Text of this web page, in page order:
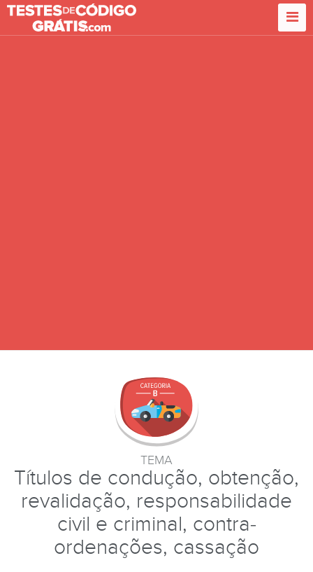
TEMA
Títulos de condução, obtenção,
revalidação, responsabilidade
civil e criminal, contra-
ordenações, cassação